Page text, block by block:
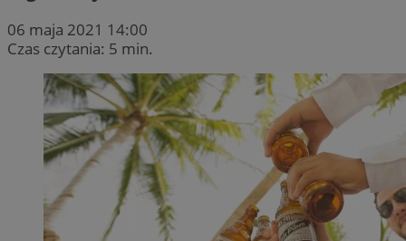
06 maja 2021 14:00
Czas czytania: 5 min.